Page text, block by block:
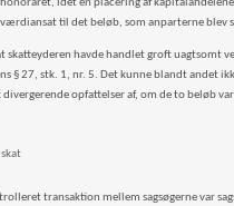
idet en placering af
til det beløb, som anparterne
skatteyderen havde handlet groft uagtsomt
§ 27, stk. 1, nr. 5. Det kunne blandt andet
divergerende opfattelser af, om de to beløb
transaktion mellem sagsøgerne var